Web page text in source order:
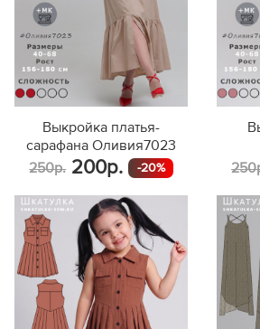
Выкройка платья-
сарафана Оливия7023
250р. 200р. -20%